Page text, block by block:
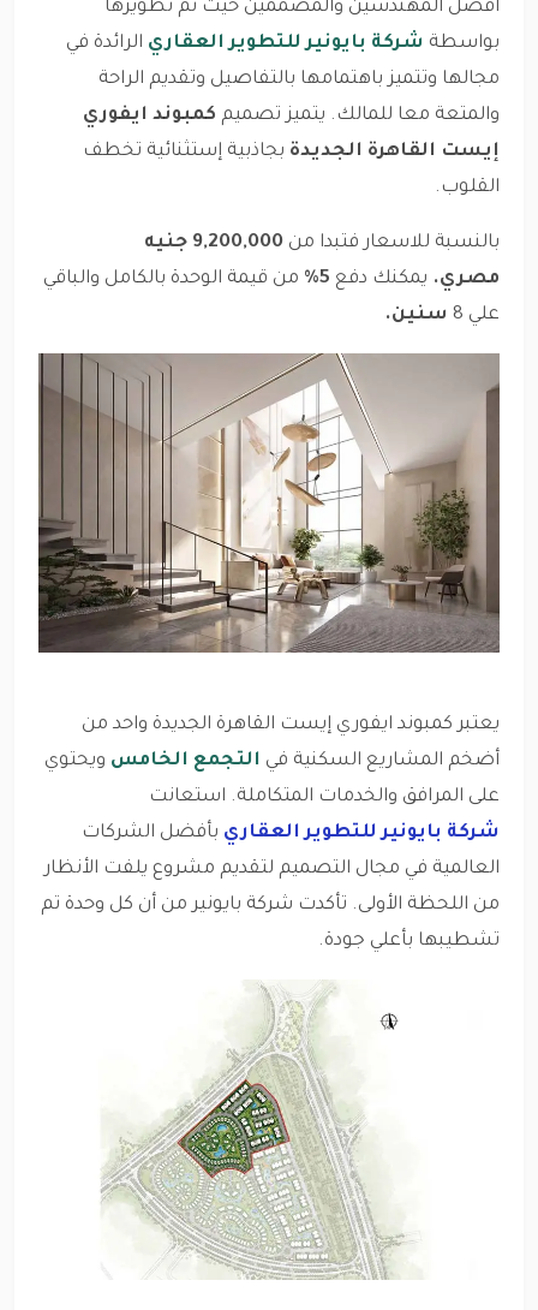
افضل المهندسين والمصممين حيث تم تطويرها
بواسطة شركة بايونير للتطوير العقاري الرائدة في
مجالها وتتميز باهتمامها بالتفاصيل وتقديم الراحة
والمتعة معا للمالك. يتميز تصميم كمبوند ايفوري
إيست القاهرة الجديدة بجاذبية إستثنائية تخطف
القلوب.
بالنسبة للاسعار فتبدا من
9,200,000 جنيه
مصري. يمكنك دفع
من قيمة الوحدة بالكامل والباقي
علي 8
سنين.
يعتبر كمبوند ايفوري إيست القاهرة الجديدة واحد من
أضخم المشاريع السكنية في التجمع الخامس ويحتوي
على المرافق والخدمات المتكاملة. استعانت
شركة بايونير للتطوير العقاري بأفضل الشركات
العالمية في مجال التصميم لتقديم مشروع يلفت الأنظار
من اللحظة الأولى. تأكدت شركة بايونير من أن كل وحدة تم
تشطيبها بأعلي جودة.